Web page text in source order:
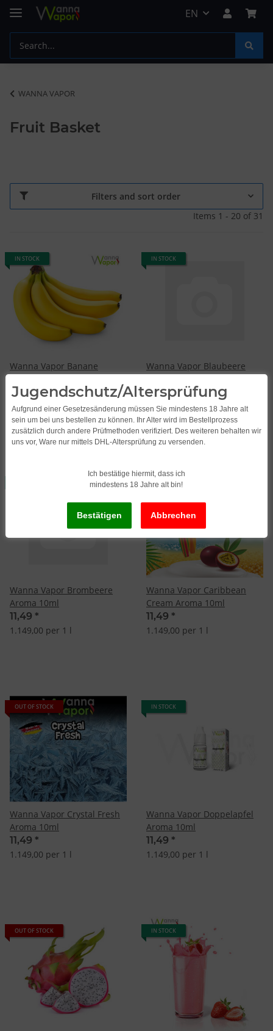
EN
WANNA VAPOR
Fruit Basket
Filters and sort order
Items 1 - 20 of 31
IN STOCK
Wanna Vapor Banane
11,49*
1.149,00 per 1 l
IN STOCK
Wanna Vapor Blaubeere
11,49*
1.149,00 per 1 l
Wanna Vapor Brombeere
Aroma 10ml
11,49 *
1.149,00 per 1 l
IN STOCK
Wanna Vapor Caribbean
Cream Aroma 10ml
11,49 *
1.149,00 per 1 l
OUT OF STOCK
Wanna Vapor Crystal Fresh
Aroma 10ml
11,49 *
1.149,00 per 1 l
IN STOCK
Wanna Vapor Doppelapfel
Aroma 10ml
11,49 *
1.149,00 per 1 l
OUT OF STOCK IN STOCK
Jugendschutz/Altersprüfung
Aufgrund einer Gesetzesänderung müssen Sie mindestens 18 Jahre alt
sein um bei uns bestellen zu können. Ihr Alter wird im Bestellprozess
zusätzlich durch andere Prüfmethoden verifiziert. Des weiteren behalten wir
uns vor, Ware nur mittels DHL-Altersprüfung zu versenden.
Ich bestätige hiermit, dass ich
mindestens 18 Jahre alt bin!